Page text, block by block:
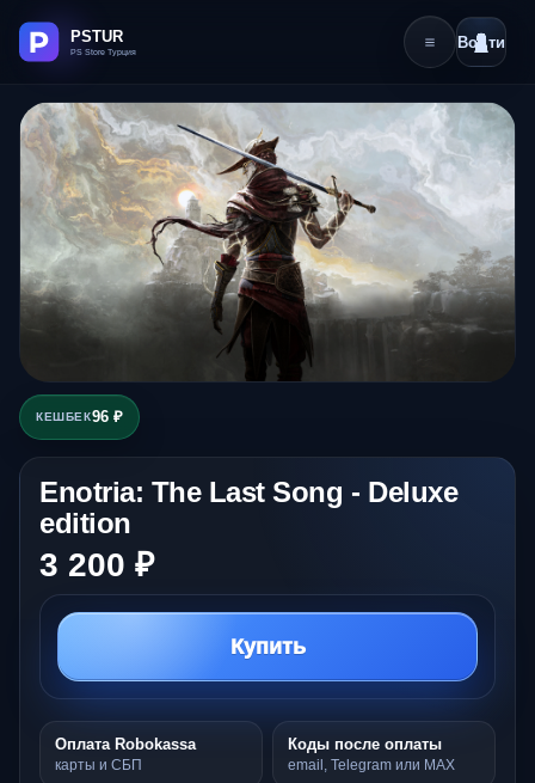
Войти
КЕШБЕК96 ₽
Enotria: The Last Song - Deluxe
edition
3 200 ₽
Купить
Оплата Robokassa
карты и СБП
Коды после оплаты
email, Telegram или MAX